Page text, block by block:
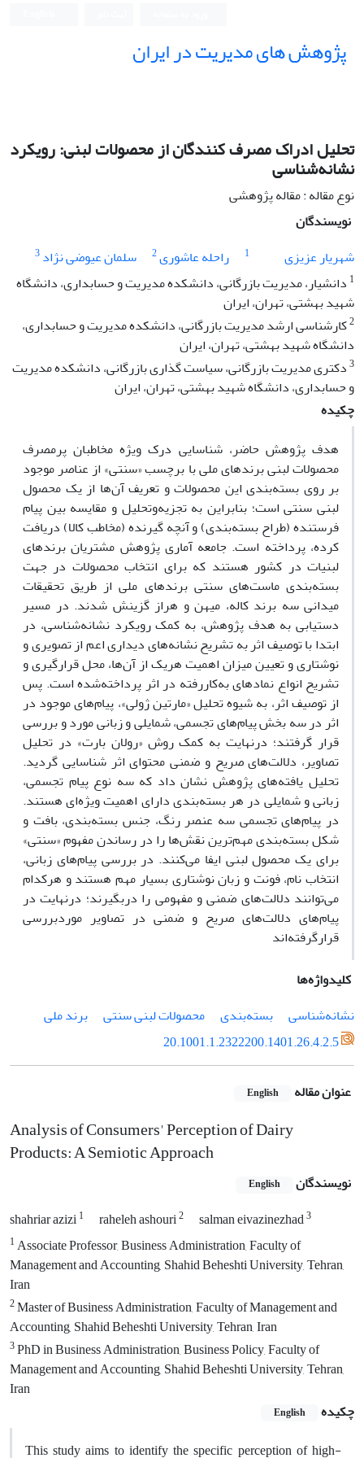
پژوهش های مدیریت در ایران
تحلیل ادراک‌ مصرف کنندگان از محصولات لبنی: رویکرد
نشانه‌شناسی
نوع مقاله : مقاله پژوهشی
نویسندگان
شهریار عزیزی
1 راحله عاشوری2 سلمان عیوضی نژاد3
1 دانشیار، مدیریت بازرگانی، دانشکده مدیریت و حسابداری، دانشگاه
شهید بهشتی، تهران، ایران
2کارشناسی ارشد مدیریت بازرگانی، دانشکده مدیریت و حسابداری،
دانشگاه شهید بهشتی، تهران، ایران
3دکتری مدیریت بازرگانی، سیاست گذاری بازرگانی، دانشکده مدیریت
و حسابداری، دانشگاه شهید بهشتی، تهران، ایران
چکیده
هدف پژوهش حاضر، شناسایی درک ویژه مخاطبان پرمصرف
محصولات لبنی برندهای ملی با برچسب «سنتی» از عناصر موجود
بر روی بسته‌بندی این محصولات و تعریف آن‌ها از یک محصول
لبنی سنتی است؛ بنابراین به تجزیه‌وتحلیل و مقایسه بین پیام
فرستنده (طراح بسته‌بندی) و آنچه گیرنده (مخاطب کالا) دریافت
کرده، پرداخته است. جامعه آماری پژوهش مشتریان برندهای
لبنیات در کشور هستند که برای انتخاب محصولات در جهت
بسته‌بندی ماست‌های سنتی برندهای ملی از طریق تحقیقات
میدانی سه برند کاله، میهن و هراز گزینش شدند. در مسیر
دستیابی به هدف پژوهش، به کمک رویکرد نشانه‌شناسی، در
ابتدا با توصیف اثر به تشریح نشانه‌های دیداری اعم از تصویری و
نوشتاری و تعیین میزان اهمیت هریک از آن‌ها، محل قرارگیری و
تشریح انواع نمادهای به‌کاررفته در اثر پرداخته‌شده است. پس
از توصیف اثر، به شیوه تحلیل «مارتین ژولی»، پیام‌های موجود در
اثر در سه بخش پیام‌های تجسمی، شمایلی و زبانی مورد و بررسی
قرار گرفتند؛ درنهایت به کمک روش «رولان بارت» در تحلیل
تصاویر، دلالت‌های صریح و ضمنی محتوای اثر شناسایی گردید.
تحلیل یافته‌های پژوهش نشان داد که سه نوع پیام تجسمی،
زبانی و شمایلی در هر بسته‌بندی دارای اهمیت ویژه‌ای هستند.
در پیام‌های تجسمی سه عنصر رنگ، جنس بسته‌بندی، بافت و
شکل بسته‌بندی مهم‌ترین نقش‌ها را در رساندن مفهوم «سنتی»
برای یک محصول لبنی ایفا می‌کنند. در بررسی پیام‌های زبانی،
انتخاب نام، فونت و زبان نوشتاری بسیار مهم هستند و هرکدام
می‌توانند دلالت‌های ضمنی و مفهومی را دربگیرند؛ درنهایت در
پیام‌های دلالت‌های صریح و ضمنی در تصاویر موردبررسی
قرارگرفته‌اند
کلیدواژه‌ها
نشانه‌شناسی
بسته‌بندی محصولات لبنی سنتی
برند ملی
20.1001.1.2322200.1401.26.4.2.5
عنوان مقاله English
Analysis of Consumers' Perception of Dairy
Products: A Semiotic Approach
نویسندگان English
shahriar azizi1 raheleh ashouri2 salman eivazinezhad3
1Associate Professor, Business Administration, Faculty of
Management and Accounting, Shahid Beheshti University, Tehran,
Iran
2Master of Business Administration, Faculty of Management and
Accounting, Shahid Beheshti University, Tehran, Iran
3PhD in Business Administration, Business Policy, Faculty of
Management and Accounting, Shahid Beheshti University, Tehran,
Iran
چکیده
English
This study aims to identify the specific perception of high-